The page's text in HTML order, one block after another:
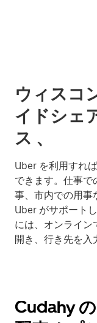
ウィスコ
イドシェ
ス 、
Uber を利用すれ
できます。仕事で
事、市内での用事
Uber がサポート
には、オンライン
開き、行き先を入
Cudahy